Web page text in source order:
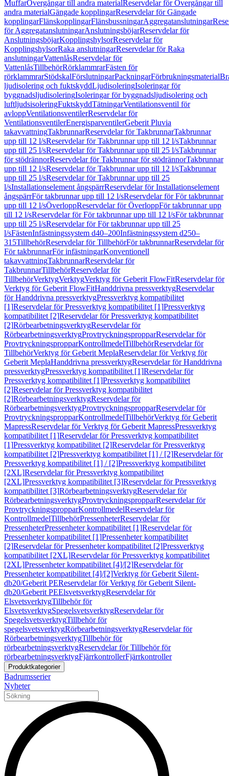
MuffarÖvergångar till andra materialReservdelar för Övergångar till
andra materialGängade kopplingarReservdelar för Gängade
kopplingarFlänskopplingarFlänsbussningarAggregatanslutningar
för AggregatanslutningarAnslutningsböjarReservdelar för
AnslutningsböjarKopplingshylsorReservdelar för
KopplingshylsorRaka anslutningarReservdelar för Raka
anslutningarVattenlåsReservdelar för
VattenlåsTillbehörRörklammrarFästen för
rörklammrarStödskalFörslutningarPackningarFörbrukningsmaterial
ljudisolering och fuktskyddLjudisoleringIsoleringar för
byggnadsljudisoleringIsoleringar för byggnadsljudisolering och
luftljudsisoleringFuktskyddTätningarVentilationsventil för
avloppVentilationsventilerReservdelar för
VentilationsventilerEnergisparventilerGeberit Pluvia
takavvattningTakbrunnarReservdelar för TakbrunnarTakbrunnar
upp till 12 l/sReservdelar för Takbrunnar upp till 12 l/sTakbrunnar
upp till 25 l/sReservdelar för Takbrunnar upp till 25 l/sTakbrunnar
för stödrännorReservdelar för Takbrunnar för stödrännorTakbrunnar
upp till 12 l/sReservdelar för Takbrunnar upp till 12 l/sTakbrunnar
upp till 25 l/sReservdelar för Takbrunnar upp till 25
l/sInstallationselement ångspärrReservdelar för Installationselement
ångspärrFör takbrunnar upp till 12 l/sReservdelar för För takbrunnar
upp till 12 l/sÖverloppReservdelar för ÖverloppFör takbrunnar upp
till 12 l/sReservdelar för För takbrunnar upp till 12 l/sFör takbrunnar
upp till 25 l/sReservdelar för För takbrunnar upp till 25
l/sFästenInfästningssystem d40–200Infästningssystem d250–
315TillbehörReservdelar för TillbehörFör takbrunnarReservdelar för
För takbrunnarFör infästningarKonventionell
takavvattningTakbrunnarReservdelar för
TakbrunnarTillbehörReservdelar för
TillbehörVerktygVerktygVerktyg för Geberit FlowFitReservdelar för
Verktyg för Geberit FlowFitHanddrivna pressverktygReservdelar
för Handdrivna pressverktygPressverktyg kompatibilitet
[1]Reservdelar för Pressverktyg kompatibilitet [1]Pressverktyg
kompatibilitet [2]Reservdelar för Pressverktyg kompatibilitet
[2]RörbearbetningsverktygReservdelar för
RörbearbetningsverktygProvtryckningspropparReservdelar för
ProvtryckningspropparKontrollmedelTillbehörReservdelar för
TillbehörVerktyg för Geberit MeplaReservdelar för Verktyg för
Geberit MeplaHanddrivna pressverktygReservdelar för Handdrivna
pressverktygPressverktyg kompatibilitet [1]Reservdelar för
Pressverktyg kompatibilitet [1]Pressverktyg kompatibilitet
[2]Reservdelar för Pressverktyg kompatibilitet
[2]RörbearbetningsverktygReservdelar för
RörbearbetningsverktygProvtryckningspropparReservdelar för
ProvtryckningspropparKontrollmedelTillbehörVerktyg för Geberit
MapressReservdelar för Verktyg för Geberit MapressPressverktyg
kompatibilitet [1]Reservdelar för Pressverktyg kompatibilitet
[1]Pressverktyg kompatibilitet [2]Reservdelar för Pressverktyg
kompatibilitet [2]Pressverktyg kompatibilitet [1] / [2]Reservdelar för
Pressverktyg kompatibilitet [1] / [2]Pressverktyg kompatibilitet
[2XL]Reservdelar för Pressverktyg kompatibilitet
[2XL]Pressverktyg kompatibilitet [3]Reservdelar för Pressverktyg
kompatibilitet [3]RörbearbetningsverktygReservdelar för
RörbearbetningsverktygProvtryckningspropparReservdelar för
ProvtryckningspropparKontrollmedelReservdelar för
KontrollmedelTillbehörPressenheterReservdelar för
PressenheterPressenheter kompatibilitet [1]Reservdelar för
Pressenheter kompatibilitet [1]Pressenheter kompatibilitet
[2]Reservdelar för Pressenheter kompatibilitet [2]Pressverktyg
kompatibilitet [2XL]Reservdelar för Pressverktyg kompatibilitet
[2XL]Pressenheter kompatibilitet [4]/[2]Reservdelar för
Pressenheter kompatibilitet [4]/[2]Verktyg för Geberit Silent-
db20/Geberit PEReservdelar för Verktyg för Geberit Silent-
db20/Geberit PEElsvetsverktygReservdelar för
ElsvetsverktygTillbehör för
ElsvetsverktygSpegelsvetsverktygReservdelar för
SpegelsvetsverktygTillbehör för
spegelsvetsverktygRörbearbetningsverktygReservdelar för
RörbearbetningsverktygTillbehör för
rörbearbetningsverktygReservdelar för Tillbehör för
rörbearbetningsverktygFjärrkontrollerFjärrkontroller
Produktkategorier
Badrumsserier
Nyheter